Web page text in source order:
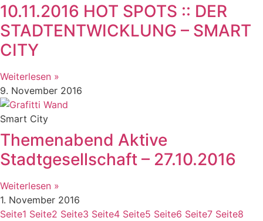
10.11.2016 HOT SPOTS :: DER
STADTENTWICKLUNG – SMART
CITY
Weiterlesen »
9. November 2016
Smart City
Themenabend Aktive
Stadtgesellschaft – 27.10.2016
Weiterlesen »
1. November 2016
Seite1 Seite2 Seite3 Seite4 Seite5 Seite6 Seite7 Seite8